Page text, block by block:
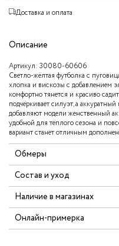
Доставка и оплата
Описание
Артикул: 30080-60606
Светло-жёлтая футболка с
хлопка и вискозы с добавлением
комфортно тянется и красиво
подчёркивает силуэт, а
добавляют модели женственный
удобной для тёплого сезона и
вариант станет отличным
Обмеры
Состав и уход
Наличие в магазинах
Онлайн-примерка